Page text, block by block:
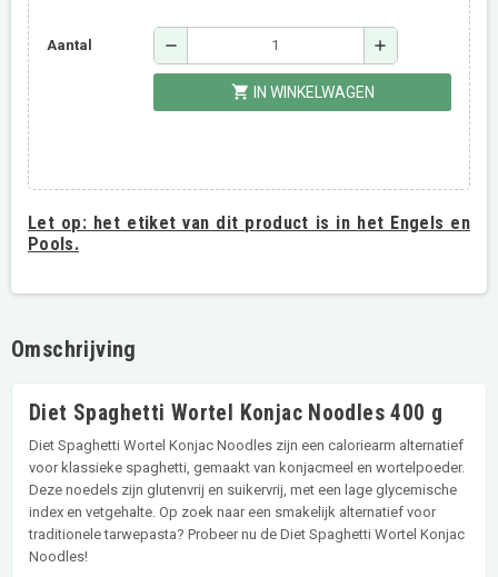
Aantal remove add
shopping_cart IN WINKELWAGEN
Let op: het etiket van dit product is in het Engels en
Pools.
Omschrijving
Diet Spaghetti Wortel Konjac Noodles 400 g
Diet Spaghetti Wortel Konjac Noodles zijn een caloriearm alternatief
voor klassieke spaghetti, gemaakt van konjacmeel en wortelpoeder.
Deze noedels zijn glutenvrij en suikervrij, met een lage glycemische
index en vetgehalte. Op zoek naar een smakelijk alternatief voor
traditionele tarwepasta? Probeer nu de Diet Spaghetti Wortel Konjac
Noodles!